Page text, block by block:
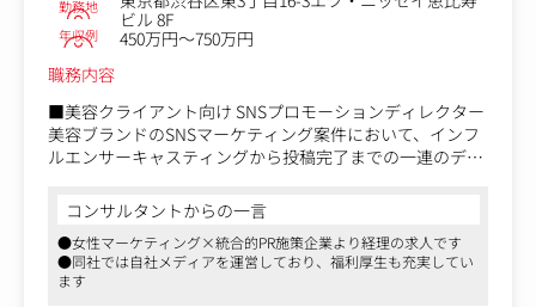
ビジネスに直接貢献できます 。
勤務地
ビル 8F
年収例
450万円～750万円
職務内容
■美容クライアント向け SNSプロモーションディレクター
美容ブランドのSNSマーケティング案件において、インフ
ルエンサーキャスティングから投稿完了までの一連のディ
【具体的には】
- インフルエンサー・事務所との連携（オファー・交渉・
進行管理）
- 投稿企画の実施詳細共有・下書き確認・修正依頼
コンサルタントからの一言
●女性マーケティング×統合的PR施策企業より経理の求人です
●同社では自社メディアを運営しており、福利厚生も充実してい
ます